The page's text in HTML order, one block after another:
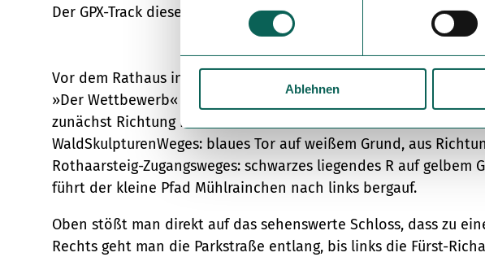
n
g
u
n
g
a
u
Ablehnen
Der GPX-Track dieser Tour beinhaltet die Umleitung bereits.
Vor dem Rathaus in Bad Berleburg, Poststraße 42, steht eine
»Der Wettbewerb« von Jochen Gerz. Hier beginnt der
zunächst Richtung Innenstadt nach Süden bis zur Graf-Casimir-
WaldSkulpturenWeges: blaues Tor auf weißem Grund, aus
Rothaarsteig-Zugangsweges: schwarzes liegendes R auf gelbem
führt der kleine Pfad Mühlrainchen nach links bergauf.
Oben stößt man direkt auf das sehenswerte Schloss, dass zu
Rechts geht man die Parkstraße entlang, bis links die Fürst-